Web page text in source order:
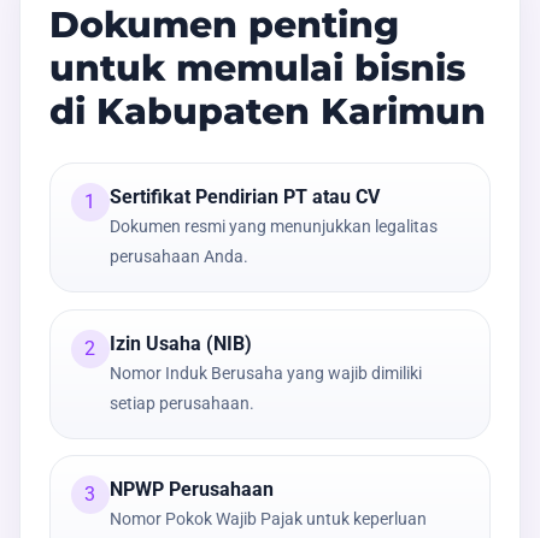
Dokumen penting
untuk memulai bisnis
di Kabupaten Karimun
1 Sertifikat Pendirian PT atau CV
Dokumen resmi yang menunjukkan legalitas
perusahaan Anda.
2 Izin Usaha (NIB)
Nomor Induk Berusaha yang wajib dimiliki
setiap perusahaan.
3 NPWP Perusahaan
Nomor Pokok Wajib Pajak untuk keperluan